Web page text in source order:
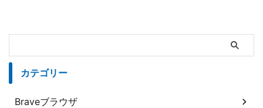
カテゴリー
Braveブラウザ